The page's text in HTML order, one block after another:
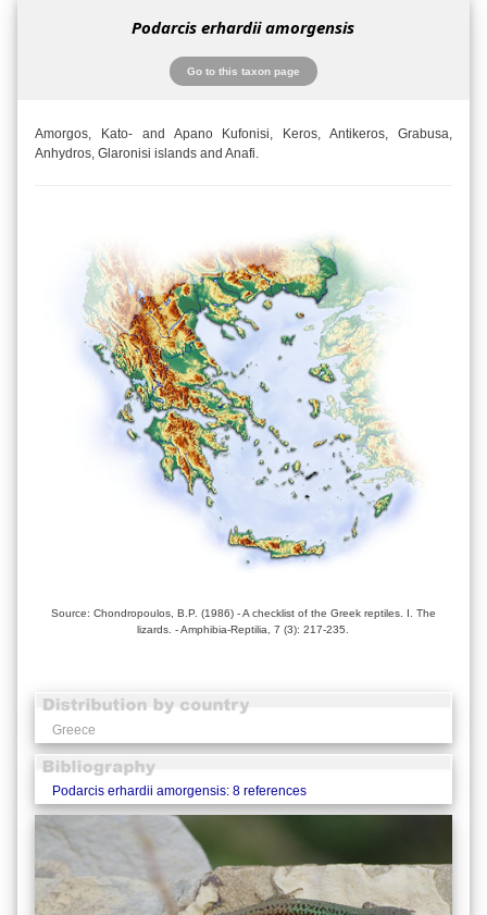
Podarcis erhardii amorgensis
Go to this taxon page
Amorgos, Kato- and Apano Kufonisi, Keros, Antikeros, Grabusa,
Anhydros, Glaronisi islands and Anafi.
Source: Chondropoulos, B.P. (1986) - A checklist of the Greek reptiles. I. The
lizards. - Amphibia-Reptilia, 7 (3): 217-235.
Greece
Podarcis erhardii amorgensis: 8 references